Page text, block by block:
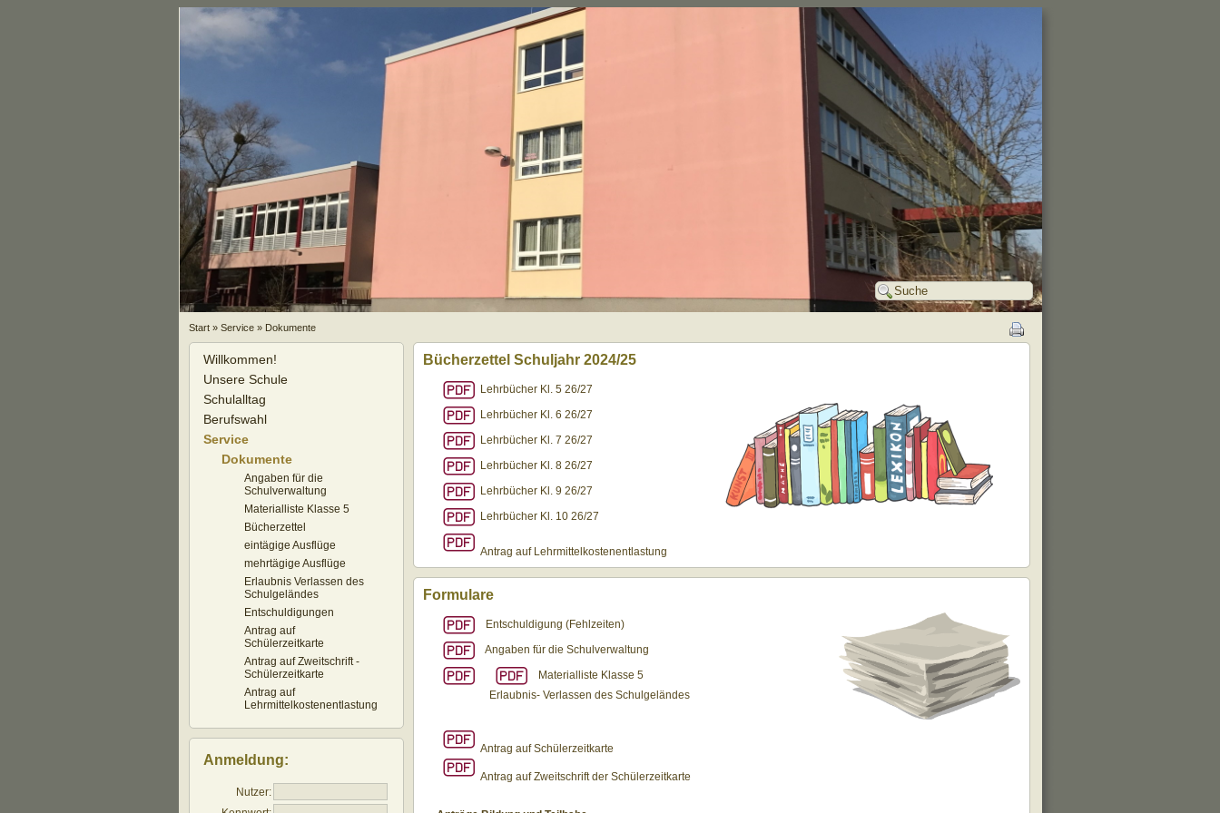
Start» Service» Dokumente
Willkommen!
Unsere Schule
Schulalltag
Berufswahl
Service
Dokumente
Angaben für die
Schulverwaltung
Materialliste Klasse 5
Bücherzettel
eintägige Ausflüge
mehrtägige Ausflüge
Erlaubnis Verlassen des
Schulgeländes
Entschuldigungen
Antrag auf
Schülerzeitkarte
Antrag auf Zweitschrift -
Schülerzeitkarte
Antrag auf
Lehrmittelkostenentlastung
Anmeldung:
Nutzer:
Bücherzettel Schuljahr 2024/25
Lehrbücher Kl. 5 26/27
Lehrbücher Kl. 6 26/27
Lehrbücher Kl. 7 26/27
Lehrbücher Kl. 8 26/27
Lehrbücher Kl. 9 26/27
Lehrbücher Kl. 10 26/27
Antrag auf Lehrmittelkostenentlastung
Formulare
Entschuldigung (Fehlzeiten)
Angaben für die Schulverwaltung
Materialliste Klasse 5
Erlaubnis- Verlassen des Schulgeländes
Antrag auf Schülerzeitkarte
Antrag auf Zweitschrift der Schülerzeitkarte